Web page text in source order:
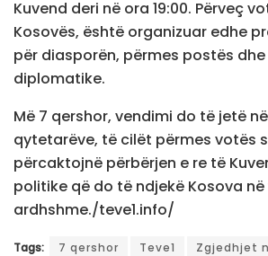
Kuvend deri në ora 19:00. Përveç
Kosovës, është organizuar edhe
për diasporën, përmes postës
diplomatike.
Më 7 qershor, vendimi do të jetë
qytetarëve, të cilët përmes votës
përcaktojnë përbërjen e re të
politike që do të ndjekë Kosova
ardhshme./teve1.info/
Tags: 7 qershor Teve1 Zgjedhjet